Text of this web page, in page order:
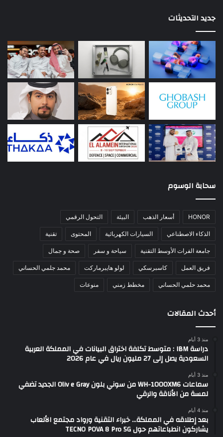
جديد التحديثات
سحابة الوسوم
HONOR أسعار الذهب البيئة التحول الرقمي
الذكاء الاصطناعي السيارات الكهربائية المحتوى تقنية
جامعة الفرات الأوسط التقنية سياحة و سفر صحة و جمال
فريق العمل كاسبرسكي لولو هايبرماركت محمد جلمي الحساني
محمد حلمي الحساني مخطط زمني منوعات
أحدث المقالات
منذ 3 أيام
دراسة IBM : متوسط تكلفة اختراق البيانات في المملكة العربية
السعودية يصل إلى 27 مليون ريال في عام 2026
منذ 3 أيام
سماعات WH-1000XM6 من سوني بلون Oliv e Gray الجديد تضفي
لمسة من الأناقة والرقي
منذ 4 أيام
بعد إطلاقه في المملكة… خبراء التقنية ورواد مجتمع الألعاب
يشاركون انطباعاتهم حول TECNO POVA 8 Pro 5G